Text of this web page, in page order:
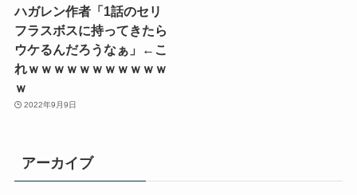
ハガレン作者「1話のセリ
フラスボスに持ってきたら
ウケるんだろうなぁ」←こ
れｗｗｗｗｗｗｗｗｗｗｗ
ｗ
2022年9月9日
アーカイブ